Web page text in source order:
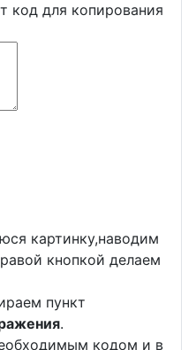
код для копирования
картинку,наводим
кнопкой делаем
пункт
.
кодом и в